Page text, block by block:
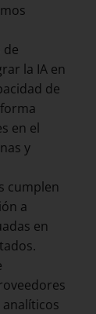
de
la IA en
de
en el
y
cumplen
a
en